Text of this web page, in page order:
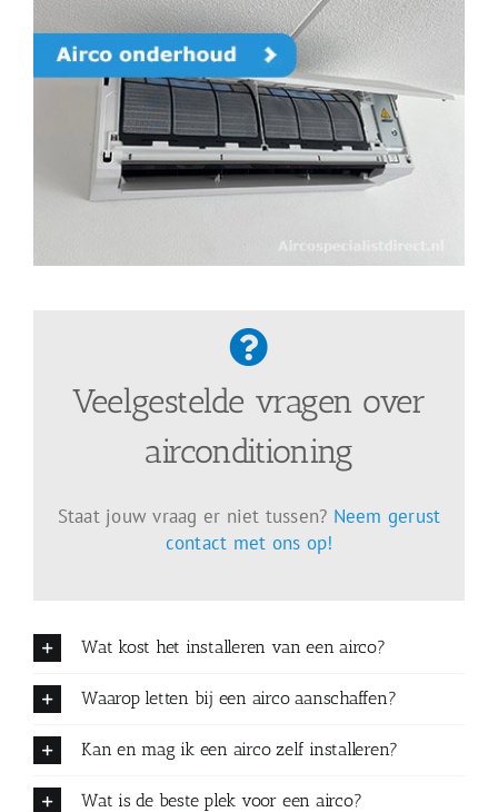
Veelgestelde vragen over
airconditioning
Staat jouw vraag er niet tussen? Neem gerust
contact met ons op!
Wat kost het installeren van een airco?
Waarop letten bij een airco aanschaffen?
Kan en mag ik een airco zelf installeren?
Wat is de beste plek voor een airco?